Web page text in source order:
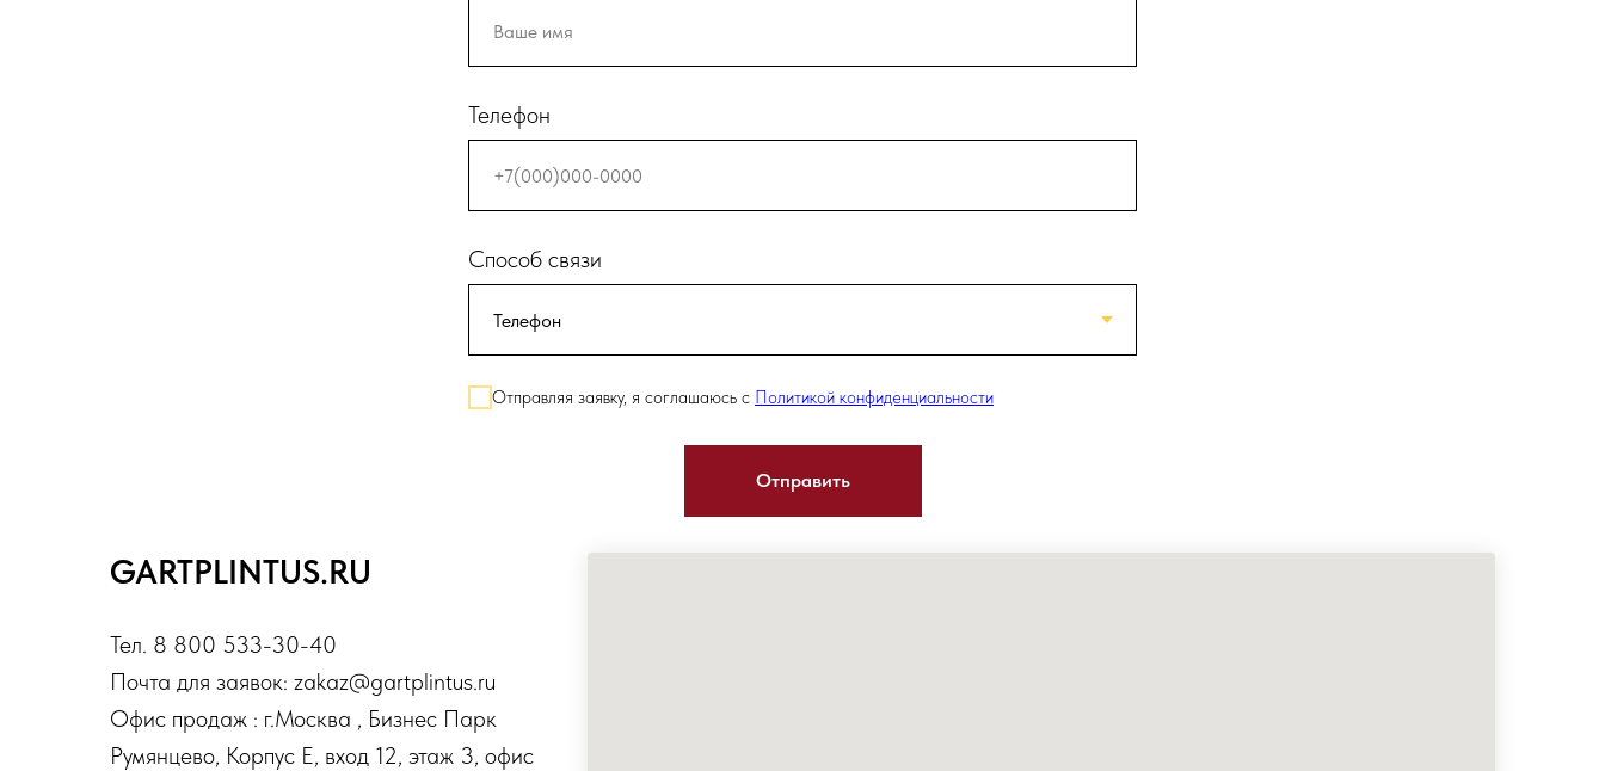
Телефон
Способ связи
Отправляя заявку, я соглашаюсь с Политикой конфиденциальности
Отправить
GARTPLINTUS.RU
Тел. 8 800 533-30-40
Почта для заявок: zakaz@gartplintus.ru
Офис продаж : г.Москва , Бизнес Парк
Румянцево, Корпус Е, вход 12, этаж 3, офис